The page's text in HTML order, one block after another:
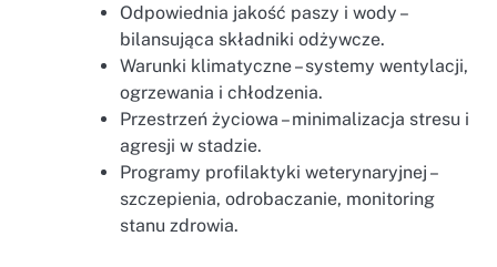
Odpowiednia jakość paszy i wody –
bilansująca składniki odżywcze.
Warunki klimatyczne – systemy wentylacji,
ogrzewania i chłodzenia.
Przestrzeń życiowa – minimalizacja stresu i
agresji w stadzie.
Programy profilaktyki weterynaryjnej –
szczepienia, odrobaczanie, monitoring
stanu zdrowia.